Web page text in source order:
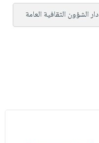
دار الشؤون الثقافية العامة